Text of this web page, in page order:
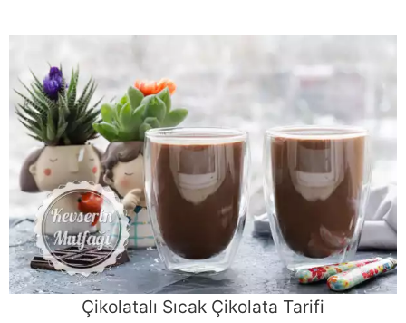
Çikolatalı Sıcak Çikolata Tarifi